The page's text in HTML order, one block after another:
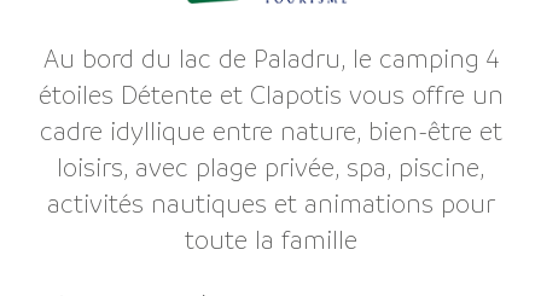
Au bord du lac de Paladru, le camping 4
étoiles Détente et Clapotis vous offre un
cadre idyllique entre nature, bien-être et
loisirs, avec plage privée, spa, piscine,
activités nautiques et animations pour
toute la famille